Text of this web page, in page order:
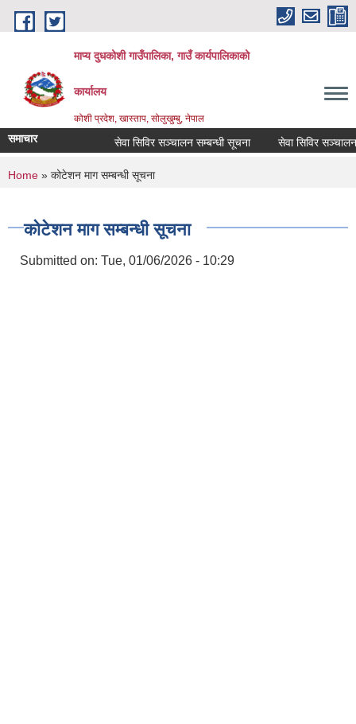
Skip to main content
माप्य दुधकोशी गाउँपालिका, गाउँ कार्यपालिकाको
कार्यालय
कोशी प्रदेश, खास्ताप, सोलुखुम्बु, नेपाल
समाचार सेवा सिविर सञ्चालन सम्बन्धी सूचना सेवा सिविर सञ्चालन
You are here
Home » कोटेशन माग सम्बन्धी सूचना
कोटेशन माग सम्बन्धी सूचना
Submitted on: Tue, 01/06/2026 - 10:29